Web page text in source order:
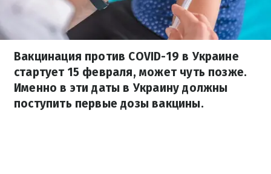
Вакцинация против COVID-19 в Украине
стартует 15 февраля, может чуть позже.
Именно в эти даты в Украину должны
поступить первые дозы вакцины.